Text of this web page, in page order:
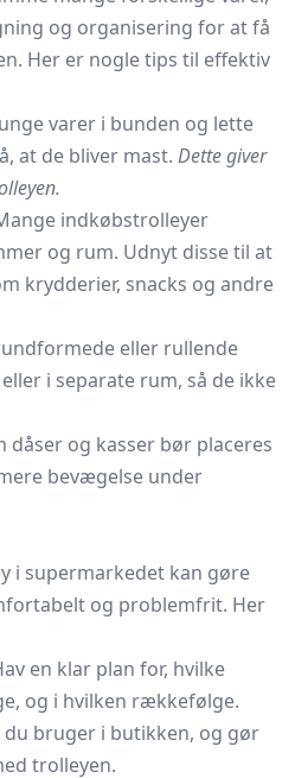
og organisering for at få
Her er nogle tips til effektiv
varer i bunden og lette
at de bliver mast. Dette giver
indkøbstrolleyer
og rum. Udnyt disse til at
krydderier, snacks og andre
eller rullende
i separate rum, så de ikke
dåser og kasser bør placeres
bevægelse under
i supermarkedet kan gøre
og problemfrit. Her
en klar plan for, hvilke
og i hvilken rækkefølge.
bruger i butikken, og gør
trolleyen.